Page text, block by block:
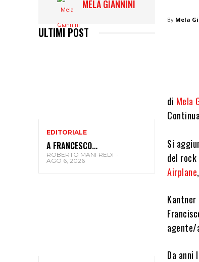
MELA GIANNINI
ULTIMI POST
EDITORIALE
A FRANCESCO…
ROBERTO MANFREDI -
AGO 6, 2026
By Mela
di Mela
Si
del rock
Airplane
Kantner
agente/
Da